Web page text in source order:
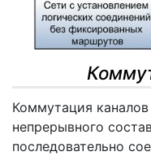
Коммутация
непрерывного
последовательно